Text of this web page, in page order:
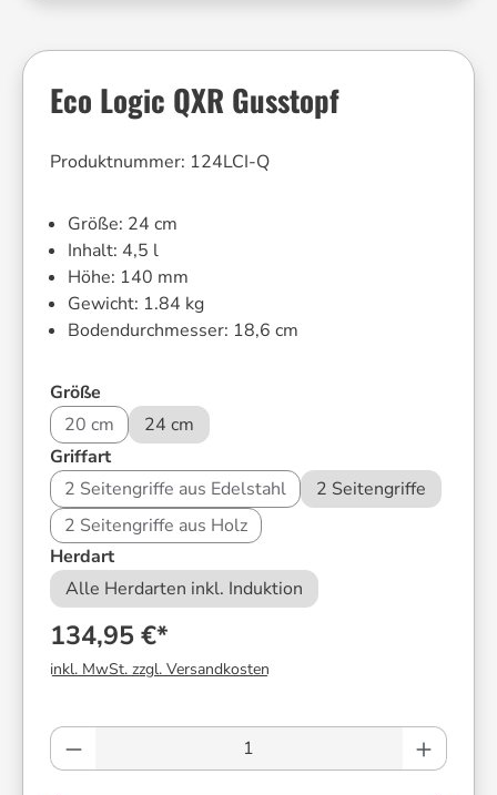
Eco Logic QXR Gusstopf
Produktnummer: 124LCI-Q
Größe: 24 cm
Inhalt: 4,5 l
Höhe: 140 mm
Gewicht: 1.84 kg
Bodendurchmesser: 18,6 cm
Größe
20 cm
24 cm
Griffartauswählen
2 Seitengriffe aus Edelstahl
2 Seitengriffe
2 Seitengriffe aus Holz
Herdartauswählen
Alle Herdarten inkl. Induktion
134,95 €*
inkl. MwSt. zzgl. Versandkosten
Produkt Anzahl: Gib den gewünschten